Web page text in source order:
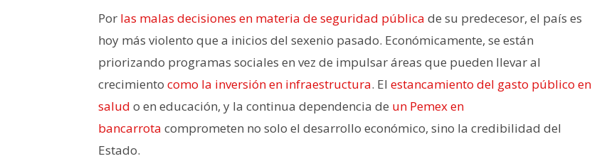
Por las malas decisiones en materia de seguridad pública de su predecesor, el país es
hoy más violento que a inicios del sexenio pasado. Económicamente, se están
priorizando programas sociales en vez de impulsar áreas que pueden llevar al
crecimiento como la inversión en infraestructura. El estancamiento del gasto público en
salud o en educación, y la continua dependencia de un Pemex en
bancarrota comprometen no solo el desarrollo económico, sino la credibilidad del
Estado.